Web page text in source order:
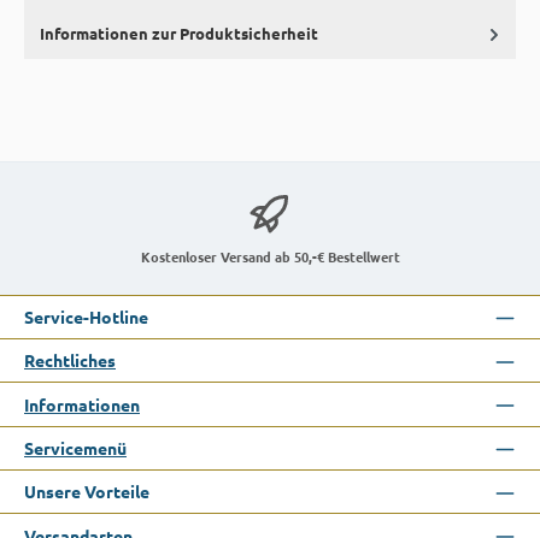
Informationen zur Produktsicherheit
Kostenloser Versand ab 50,-€ Bestellwert
Service-Hotline
Rechtliches
Informationen
Servicemenü
Unsere Vorteile